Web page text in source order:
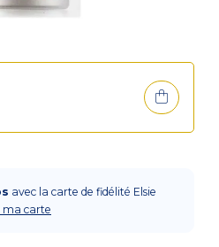
avec la carte de fidélité Elsie
ma carte